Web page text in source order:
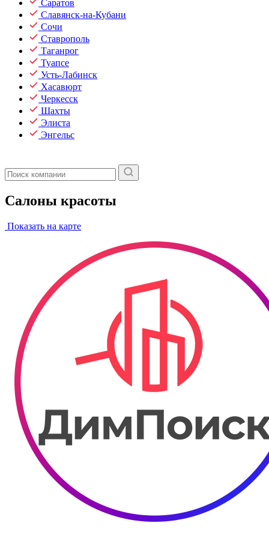
Саратов
Славянск-на-Кубани
Сочи
Ставрополь
Таганрог
Туапсе
Усть-Лабинск
Хасавюрт
Черкесск
Шахты
Элиста
Энгельс
Салоны красоты
Показать на карте